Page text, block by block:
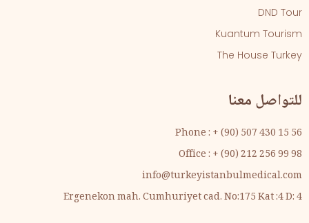
DND Tour
Kuantum Tourism
The House Turkey
للتواصل معنا
Phone : + (90) 507 430 15 56
Office : + (90) 212 256 99 98
info@turkeyistanbulmedical.com
Ergenekon mah. Cumhuriyet cad. No:175 Kat :4 D: 4